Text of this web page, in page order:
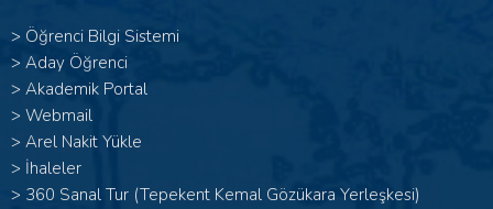
> Öğrenci Bilgi Sistemi
> Aday Öğrenci
> Akademik Portal
> Webmail
> Arel Nakit Yükle
> İhaleler
> 360 Sanal Tur (Tepekent Kemal Gözükara Yerleşkesi)